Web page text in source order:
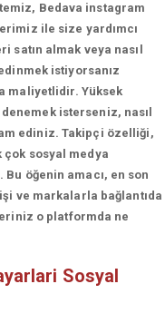
Bedava instagram
ile size yardımcı
almak veya nasıl
istiyorsanız
maliyetlidir. Yüksek
isterseniz, nasıl
ediniz. Takipçi özelliği,
çok sosyal medya
öğenin amacı, en son
ve markalarla bağlantıda
o platformda ne
Sosyal